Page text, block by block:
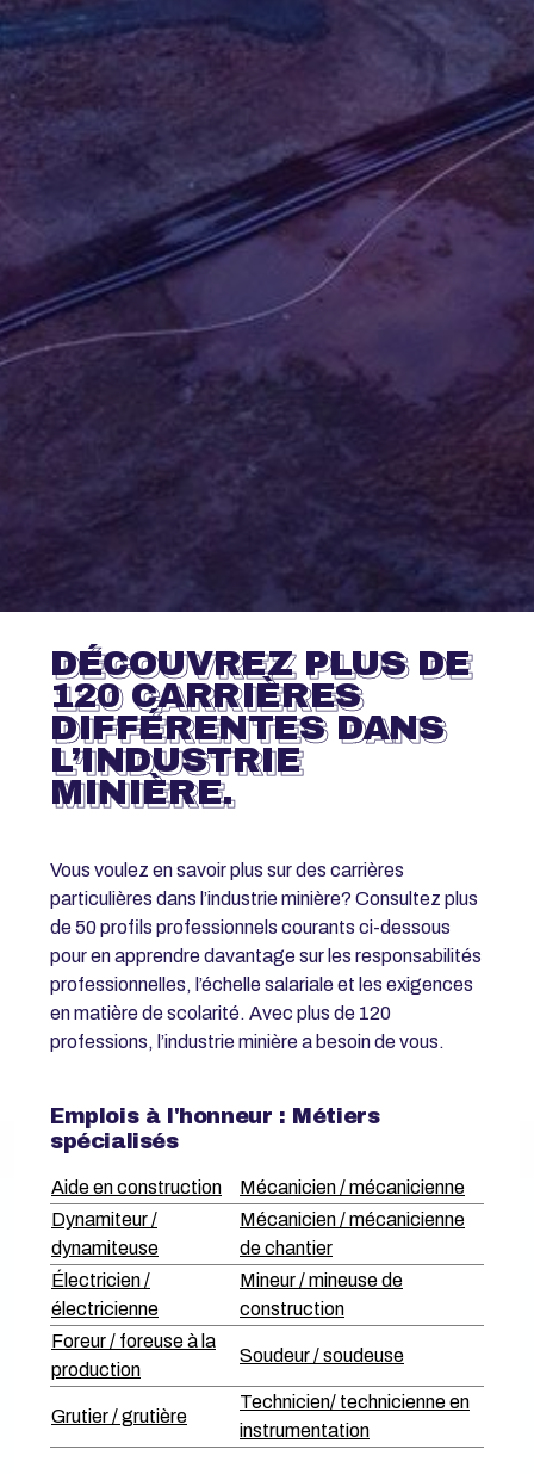
DÉCOUVREZ PLUS DE
120 CARRIÈRES
DIFFÉRENTES DANS
L’INDUSTRIE
MINIÈRE.
Vous voulez en savoir plus sur des carrières
particulières dans l’industrie minière? Consultez plus
de 50 profils professionnels courants ci-dessous
pour en apprendre davantage sur les responsabilités
professionnelles, l’échelle salariale et les exigences
en matière de scolarité. Avec plus de 120
professions, l’industrie minière a besoin de vous.
Emplois à l'honneur : Métiers
spécialisés
Aide en construction
Mécanicien / mécanicienne
Dynamiteur /
dynamiteuse
Mécanicien / mécanicienne
de chantier
Électricien /
électricienne
Mineur / mineuse de
construction
Foreur / foreuse à la
production
Soudeur / soudeuse
Grutier / grutière
Technicien/ technicienne en
instrumentation